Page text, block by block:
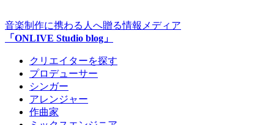
音楽制作に携わる人へ贈る情報メディア
「ONLIVE Studio blog」
クリエイターを探す
プロデューサー
シンガー
アレンジャー
作曲家